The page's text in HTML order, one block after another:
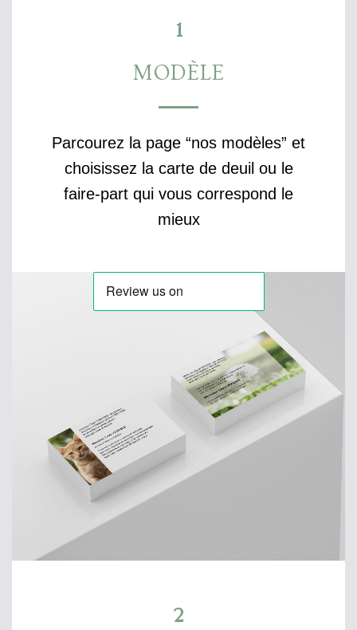
1
MODÈLE
Parcourez la page “nos modèles” et
choisissez la carte de deuil ou le
faire-part qui vous correspond le
mieux
2